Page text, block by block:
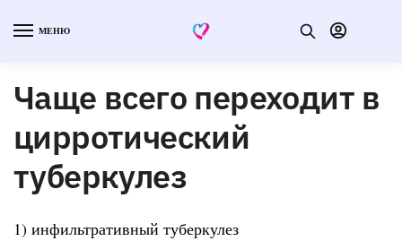
МЕНЮ
Чаще всего переходит в
цирротический
туберкулез
1) инфильтративный туберкулез